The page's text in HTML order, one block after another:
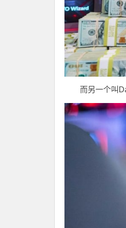
而另一个叫